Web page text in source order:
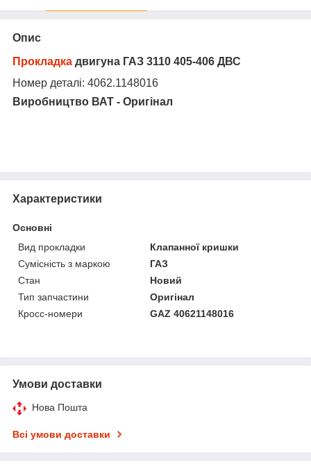
Опис
Прокладка двигуна ГАЗ 3110 405-406 ДВС
Номер деталі: 4062.1148016
Виробництво ВАТ - Оригінал
Характеристики
Основні
Вид прокладки
Клапанної кришки
Сумісність з маркою
ГАЗ
Стан
Новий
Тип запчастини
Оригінал
Кросс-номери
GAZ 40621148016
Умови доставки
Нова Пошта
Всі умови доставки